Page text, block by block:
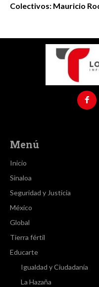
Colectivos: Mauricio
Menú
Inicio
Sinaloa
Seguridad y Justicia
México
Global
Tierra fértil
Educarte
Igualdad y Ciudadanía
La Hazaña